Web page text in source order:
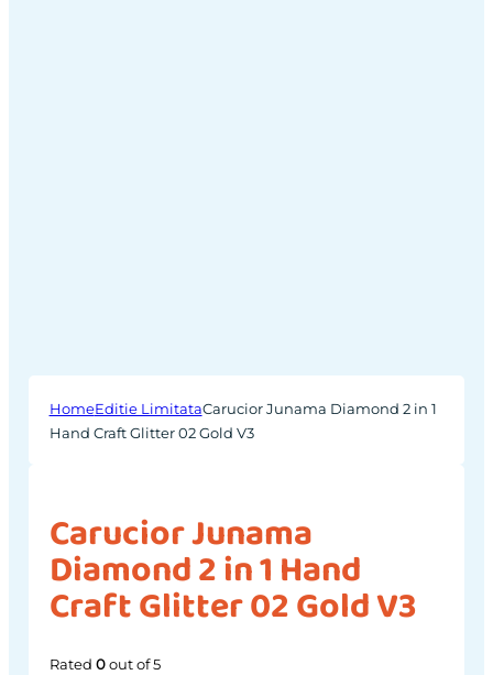
HomeEditie LimitataCarucior Junama Diamond 2 in 1
Hand Craft Glitter 02 Gold V3
Carucior Junama
Diamond 2 in 1 Hand
Craft Glitter 02 Gold V3
Rated 0out of 5